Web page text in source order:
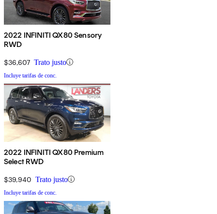
2022 INFINITI QX80 Sensory
RWD
$36,607 Trato justo
Incluye tarifas de conc.
2022 INFINITI QX80 Premium
Select RWD
$39,940 Trato justo
Incluye tarifas de conc.